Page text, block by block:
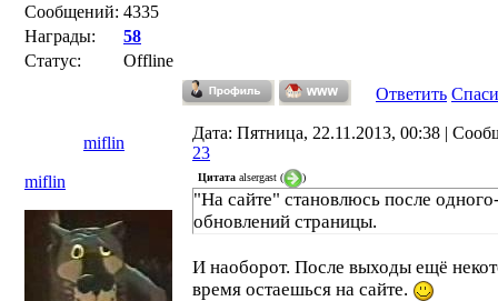
Сообщений: 4335
Награды:
58
Статус:
Offline
Ответить
miflin
Дата: Пятница, 22.11.2013, 00:38 |
23
miflin
Цитата alsergast ( )
"На сайте" становлюсь после
обновлений страницы.
И наоборот. После выходы ещё
время остаешься на сайте.